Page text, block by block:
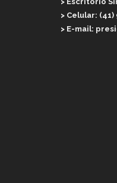
> Celular: (41)
> E-mail: